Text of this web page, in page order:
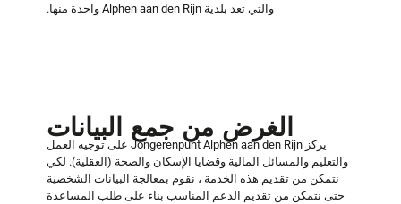
والتي تعد بلدية Alphen aan den Rijn واحدة منها.
الغرض من جمع البيانات
يركز Jongerenpunt Alphen aan den Rijn على توجيه العمل
والتعليم والمسائل المالية وقضايا الإسكان والصحة (العقلية). لكي
نتمكن من تقديم هذه الخدمة ، نقوم بمعالجة البيانات الشخصية
حتى نتمكن من تقديم الدعم المناسب بناء على طلب المساعدة